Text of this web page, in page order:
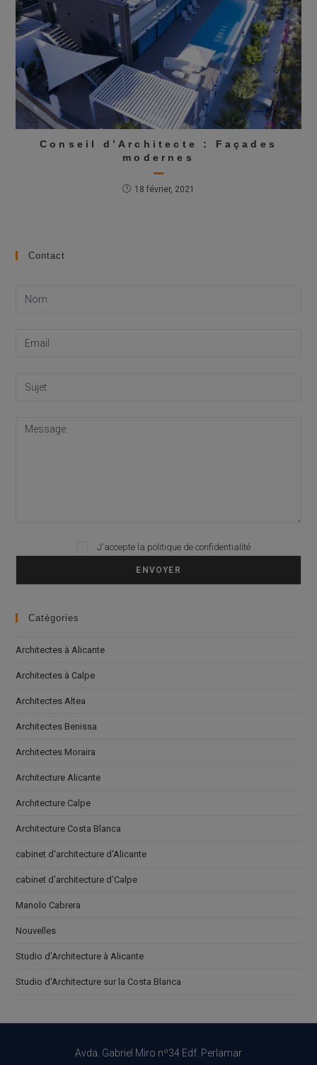
Conseil d’Architecte : Façades
modernes
18 février, 2021
Contact
Please leave this field empty.
J'accepte la politique de confidentialité
Catégories
Architectes à Alicante
Architectes à Calpe
Architectes Altea
Architectes Benissa
Architectes Moraira
Architecture Alicante
Architecture Calpe
Architecture Costa Blanca
cabinet d'architecture d'Alicante
cabinet d'architecture d'Calpe
Manolo Cabrera
Nouvelles
Studio d'Architecture à Alicante
Studio d'Architecture sur la Costa Blanca
Avda. Gabriel Miro nº34 Edf. Perlamar